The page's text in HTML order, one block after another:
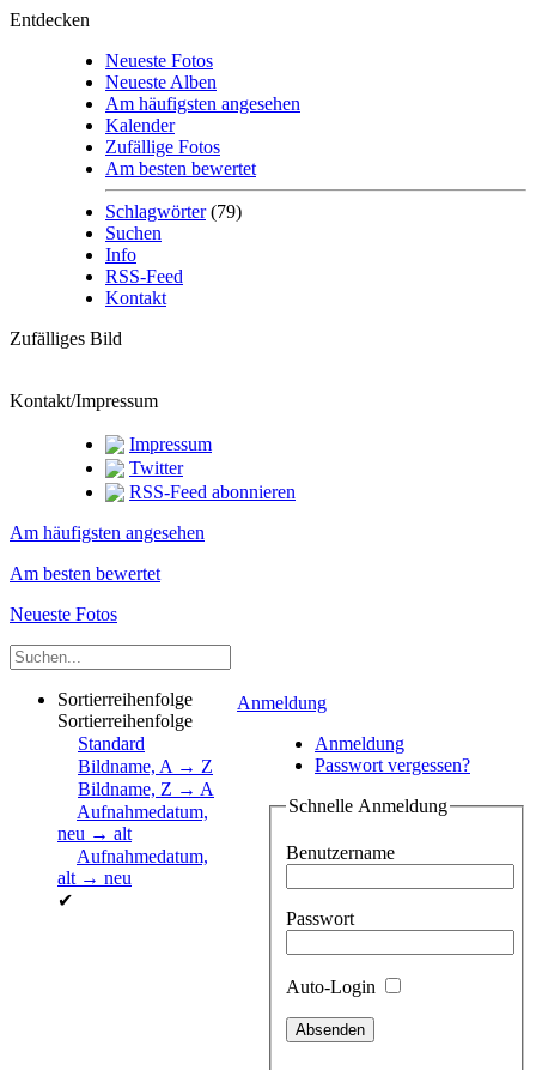
Entdecken
Neueste Fotos
Neueste Alben
Am häufigsten angesehen
Kalender
Zufällige Fotos
Am besten bewertet
Schlagwörter(79)
Suchen
Info
RSS-Feed
Kontakt
Zufälliges Bild
Kontakt/Impressum
Impressum
Twitter
RSS-Feed abonnieren
Am häufigsten angesehen
Am besten bewertet
Neueste Fotos
Anmeldung
Anmeldung
Passwort vergessen?
Schnelle Anmeldung
Benutzername
Passwort
Auto-Login
Sortierreihenfolge
Sortierreihenfolge
Standard
Bildname, A → Z
Bildname, Z → A
Aufnahmedatum,
neu → alt
Aufnahmedatum,
alt → neu
✔